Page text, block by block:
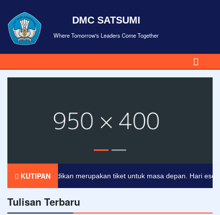
DMC SATSUMI
Where Tomorrow's Leaders Come Together
KUTIPAN
Pendidikan merupakan tiket untuk masa depan. Hari esok
Tulisan Terbaru